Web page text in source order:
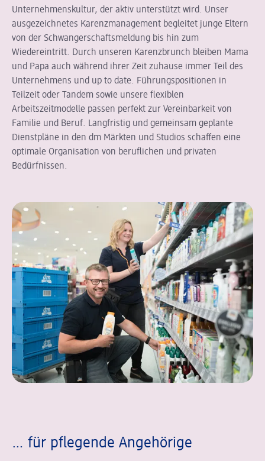
Unternehmenskultur, der aktiv unterstützt wird. Unser
ausgezeichnetes Karenzmanagement begleitet junge Eltern
von der Schwangerschaftsmeldung bis hin zum
Wiedereintritt. Durch unseren Karenzbrunch bleiben Mama
und Papa auch während ihrer Zeit zuhause immer Teil des
Unternehmens und up to date. Führungspositionen in
Teilzeit oder Tandem sowie unsere flexiblen
Arbeitszeitmodelle passen perfekt zur Vereinbarkeit von
Familie und Beruf. Langfristig und gemeinsam geplante
Dienstpläne in den dm Märkten und Studios schaffen eine
optimale Organisation von beruflichen und privaten
Bedürfnissen.
… für pflegende Angehörige